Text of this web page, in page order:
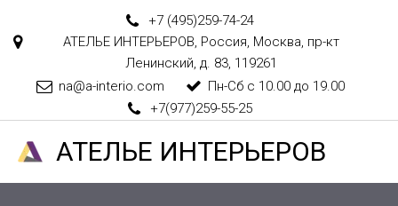
+7 (495)259-74-24
АТЕЛЬЕ ИНТЕРЬЕРОВ, Россия, Москва, пр-кт
Ленинский, д. 83, 119261
na@a-interio.com
Пн-Сб с 10.00 до 19.00
+7(977)259-55-25
АТЕЛ­­­­­­ЬЕ ИНТЕРЬЕРОВ